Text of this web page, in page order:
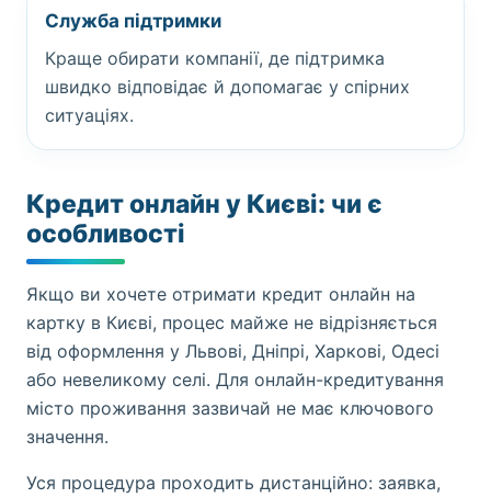
Служба підтримки
Краще обирати компанії, де підтримка
швидко відповідає й допомагає у спірних
ситуаціях.
Кредит онлайн у Києві: чи є
особливості
Якщо ви хочете отримати кредит онлайн на
картку в Києві, процес майже не відрізняється
від оформлення у Львові, Дніпрі, Харкові, Одесі
або невеликому селі. Для онлайн-кредитування
місто проживання зазвичай не має ключового
значення.
Уся процедура проходить дистанційно: заявка,